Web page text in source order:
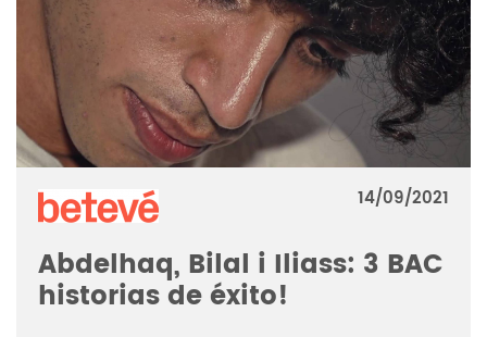
14/09/2021
Abdelhaq, Bilal i Iliass: 3 BAC
historias de éxito!